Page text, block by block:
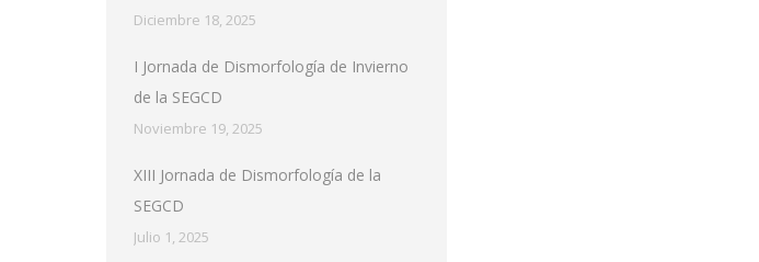
Diciembre 18, 2025
I Jornada de Dismorfología de Invierno
de la SEGCD
Noviembre 19, 2025
XIII Jornada de Dismorfología de la
SEGCD
Julio 1, 2025